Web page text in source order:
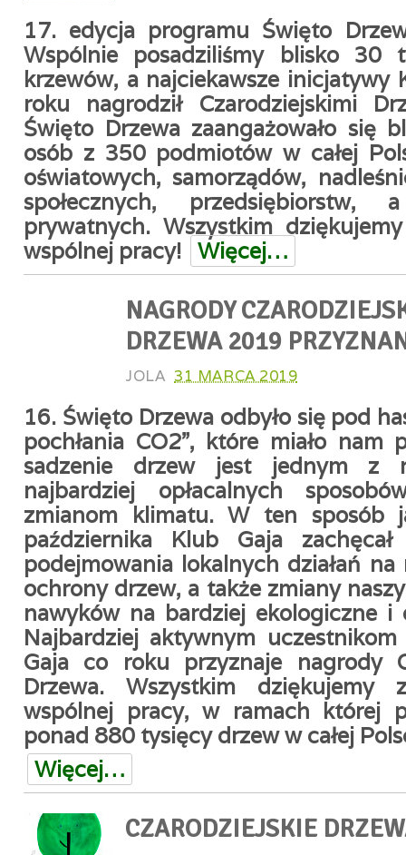
17. edycja programu Święto
Wspólnie posadziliśmy blisko 30
krzewów, a najciekawsze inicjatywy
roku nagrodził Czarodziejskimi
Święto Drzewa zaangażowało się
osób z 350 podmiotów w całej
oświatowych, samorządów,
społecznych,
prywatnych. Wszystkim
wspólnej pracy! Więcej…
NAGRODY
DRZEWA 2019
JOLA 31 MARCA 2019
16. Święto Drzewa odbyło się pod
pochłania CO2”, które miało nam
sadzenie drzew jest jednym z
najbardziej opłacalnych
zmianom klimatu. W ten sposób
października Klub Gaja
podejmowania lokalnych działań na
ochrony drzew, a także zmiany
nawyków na bardziej ekologiczne i
Najbardziej aktywnym
Gaja co roku przyznaje nagrody
Drzewa. Wszystkim
wspólnej pracy, w ramach której
ponad 880 tysięcy drzew w całej
Więcej…
CZARODZIEJSKIE